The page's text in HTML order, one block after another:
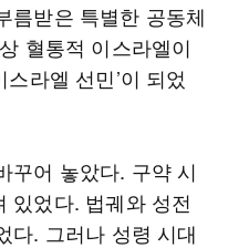
름받은 특별한 공동체
혈통적 이스라엘이
라엘 선민’이 되었
꾸어 놓았다. 구약 시
있었다. 법궤와 성전
다. 그러나 성령 시대